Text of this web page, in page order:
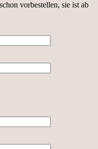
vorbestellen, sie ist ab